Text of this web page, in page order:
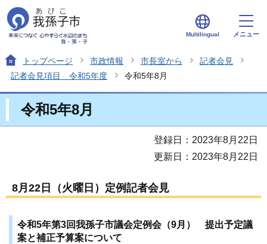
Multilingual メニュー
トップページ 市政情報 市長室から
記者会見
記者会見項目 令和5年度
令和5年8月
令和5年8月
登録日：2023年8月22日
更新日：2023年8月22日
8月22日（火曜日）定例記者会見
令和5年第3回我孫子市議会定例会（9月） 提出予定議
案と補正予算案について